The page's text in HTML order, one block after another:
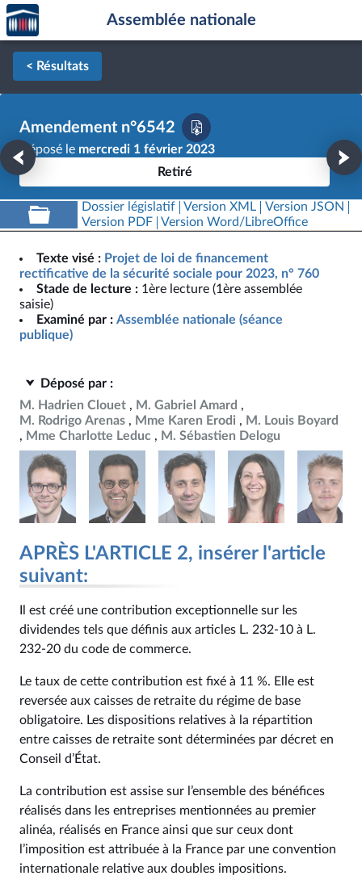
Aller au contenu
Aller en bas de la page
Accèder
à la
page
d'accueil
Assemblée nationale
< Résultats
Amendement n°6542
Déposé le mercredi 1 février 2023
Retiré
Dossier législatif Version XML
Version JSON
Version PDF
Version Word/LibreOffice
Texte visé : Projet de loi de financement
rectificative de la sécurité sociale pour 2023, n° 760
Stade de lecture : 1ère lecture (1ère assemblée
saisie)
Examiné par : Assemblée nationale (séance
publique)
Déposé par :
M. Hadrien Clouet
M. Gabriel Amard
M. Rodrigo Arenas
Mme Karen Erodi
M. Louis Boyard
Mme Charlotte Leduc
M. Sébastien Delogu
APRÈS L'ARTICLE 2, insérer l'article
suivant:
Il est créé une contribution exceptionnelle sur les
dividendes tels que définis aux articles L. 232‑10 à L.
232‑20 du code de commerce.
Le taux de cette contribution est fixé à 11 %. Elle est
reversée aux caisses de retraite du régime de base
obligatoire. Les dispositions relatives à la répartition
entre caisses de retraite sont déterminées par décret en
Conseil d’État.
La contribution est assise sur l’ensemble des bénéfices
réalisés dans les entreprises mentionnées au premier
alinéa, réalisés en France ainsi que sur ceux dont
l’imposition est attribuée à la France par une convention
internationale relative aux doubles impositions.